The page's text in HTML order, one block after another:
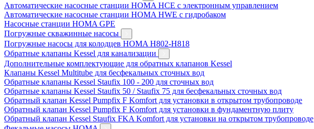
Автоматические насосные станции HOMA HCE с электронным управлением
Автоматические насосные станции HOMA HWE с гидробаком
Насосные станции HOMA GPE
Погружные скважинные насосы
Погружные насосы для колодцев HOMA H802-H818
Обратные клапаны Kessel для канализации
Дополнительные комплектующие для обратных клапанов Kessel
Клапаны Kessel Multitube для бесфекальных сточных вод
Обратные клапаны Kessel Staufix 100 - 200 для сточных вод
Обратные клапаны Kessel Staufix 50 / Staufix 75 для бесфекальных сточных вод
Обратный клапан Kessel Pumpfix F Komfort для установки в открытом трубопроводе
Обратный клапан Kessel Pumpfix F Komfort для установки в фундаментную плиту
Обратный клапан Kessel Staufix FKA Komfort для установки на открытом трубопроводе